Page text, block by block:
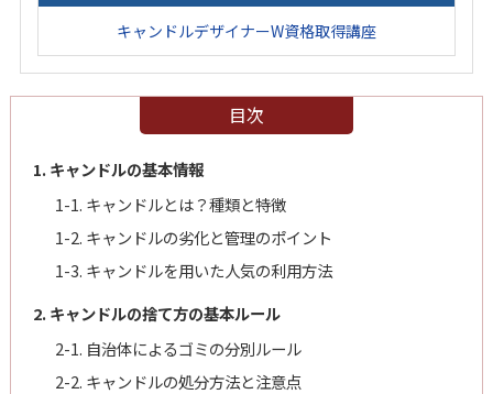
キャンドルデザイナーW資格取得講座
目次
1. キャンドルの基本情報
1-1. キャンドルとは？種類と特徴
1-2. キャンドルの劣化と管理のポイント
1-3. キャンドルを用いた人気の利用方法
2. キャンドルの捨て方の基本ルール
2-1. 自治体によるゴミの分別ルール
2-2. キャンドルの処分方法と注意点